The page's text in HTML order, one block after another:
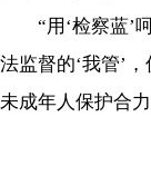
“用‘检察蓝’呵
法监督的‘我管’
未成年人保护合